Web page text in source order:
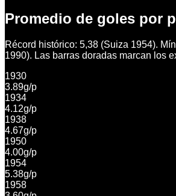
Promedio de goles por
Récord histórico: 5,38 (Suiza 1954).
1990). Las barras doradas marcan los
1930
3.89g/p
1934
4.12g/p
1938
4.67g/p
1950
4.00g/p
1954
5.38g/p
1958